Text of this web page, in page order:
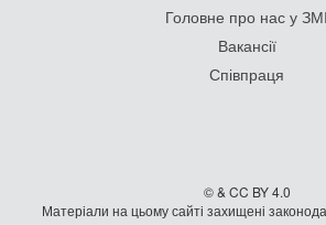
Головне про нас у ЗМІ
Вакансії
Співпраця
© & CC BY 4.0
Матеріали на цьому сайті захищені